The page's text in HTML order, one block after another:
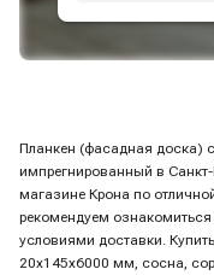
Планкен (фасадная доска)
импрегнированный в Санкт-
магазине Крона по
рекомендуем
условиями доставки.
20х145х6000 мм, сосна,